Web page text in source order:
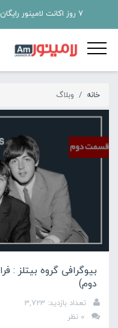
7 روز اکانت لامینور رایگان فقط با ثبت نام در سایت
خانه وبلاگ
دوم)
تعداد بازدید: 3,723